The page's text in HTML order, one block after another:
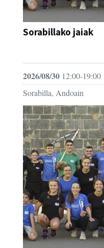
Sorabillako jaiak
2026/08/30 12:00-19:00
Sorabilla, Andoain